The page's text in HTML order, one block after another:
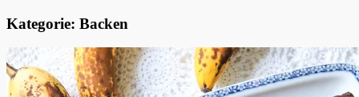
Kategorie: Backen